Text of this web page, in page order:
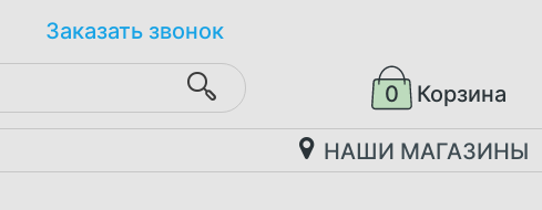
Заказать звонок
0 Корзина
НАШИ МАГАЗИНЫ